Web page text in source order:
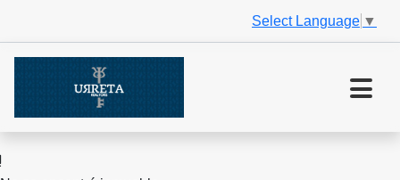
Select Language ▼